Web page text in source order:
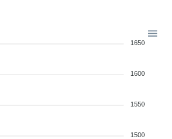
1650
1600
1550
1500